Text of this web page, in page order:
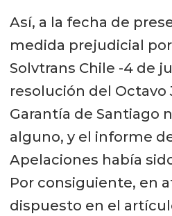
Así, a la fecha de
medida prejudicial
Solvtrans Chile -4 de
resolución del Octavo
Garantía de Santiago
alguno, y el informe
Apelaciones había
Por consiguiente, en
dispuesto en el